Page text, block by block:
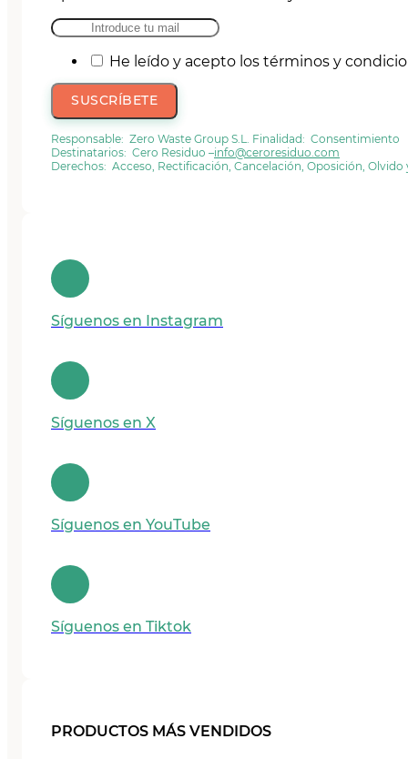
He leído y acepto los términos y
SUSCRÍBETE
Responsable: Zero Waste Group S.L. Finalidad: Consentimiento
Destinatarios: Cero Residuo –info@ceroresiduo.com
Derechos: Acceso, Rectificación, Cancelación, Oposición,
Síguenos en Instagram
Síguenos en X
Síguenos en YouTube
Síguenos en Tiktok
PRODUCTOS MÁS VENDIDOS